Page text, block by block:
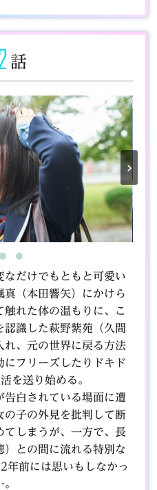
話
›
なだけでもともと可愛い
（本田響矢）にかけら
れた体の温もりに、こ
認識した萩野紫苑（久間
れ、元の世界に戻る方法
にフリーズしたりドキド
を送り始める。
告白されている場面に遭
の子の外見を批判して断
てしまうが、一方で、長
）との間に流れる特別な
年前には思いもしなかっ